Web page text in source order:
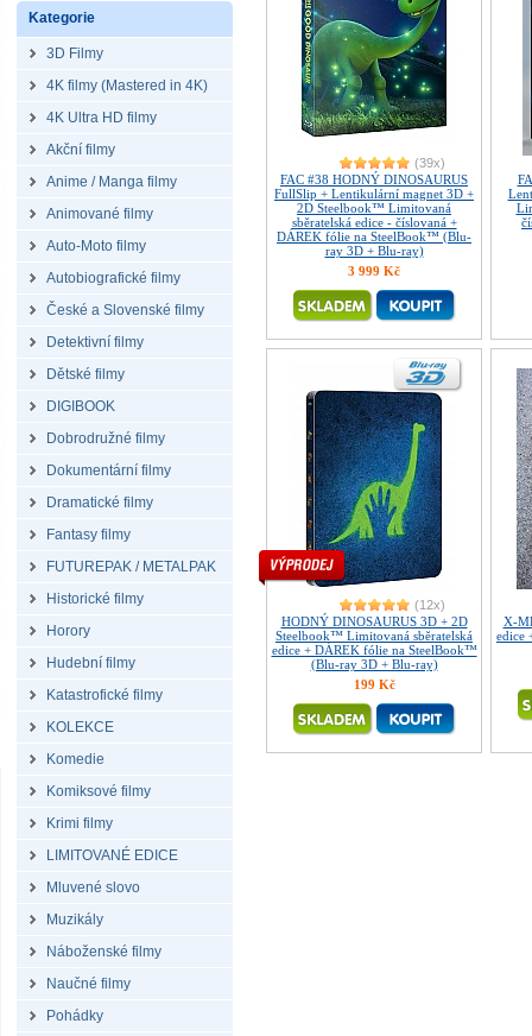
Kategorie
3D Filmy
4K filmy (Mastered in 4K)
4K Ultra HD filmy
Akční filmy
Anime / Manga filmy
Animované filmy
Auto-Moto filmy
Autobiografické filmy
České a Slovenské filmy
Detektivní filmy
Dětské filmy
DIGIBOOK
Dobrodružné filmy
Dokumentární filmy
Dramatické filmy
Fantasy filmy
FUTUREPAK / METALPAK
Historické filmy
Horory
Hudební filmy
Katastrofické filmy
KOLEKCE
Komedie
Komiksové filmy
Krimi filmy
LIMITOVANÉ EDICE
Mluvené slovo
Muzikály
Náboženské filmy
Naučné filmy
Pohádky
(39x)
FAC #38 HODNÝ DINOSAURUS
FullSlip + Lentikulární magnet 3D +
2D Steelbook™ Limitovaná
sběratelská edice - číslovaná +
DÁREK fólie na SteelBook™ (Blu-
ray 3D + Blu-ray)
3 999 Kč
(12x)
HODNÝ DINOSAURUS 3D + 2D
Steelbook™ Limitovaná sběratelská
edice + DÁREK fólie na SteelBook™
(Blu-ray 3D + Blu-ray)
199 Kč
X-
edice